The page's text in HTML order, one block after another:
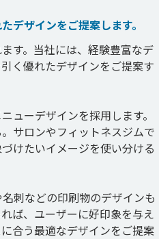
デザインをご提案します。
す。当社には、経験豊富なデ
く優れたデザインをご提案す
ューデザインを採用します。
サロンやフィットネスジムで
けたいイメージを使い分ける
刺などの印刷物のデザインも
ば、ユーザーに好印象を与え
合う最適なデザインをご提案